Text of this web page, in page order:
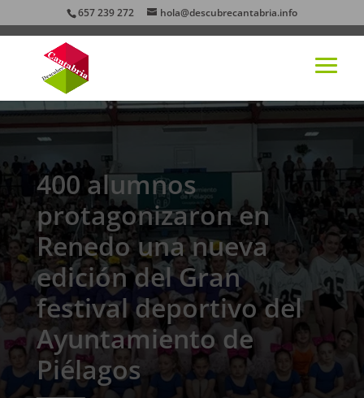
657 239 272 hola@descubrecantabria.info
400 alumnos
protagonizaron en
Renedo una nueva
edición del Gran
festival deportivo del
Ayuntamiento de
Piélagos